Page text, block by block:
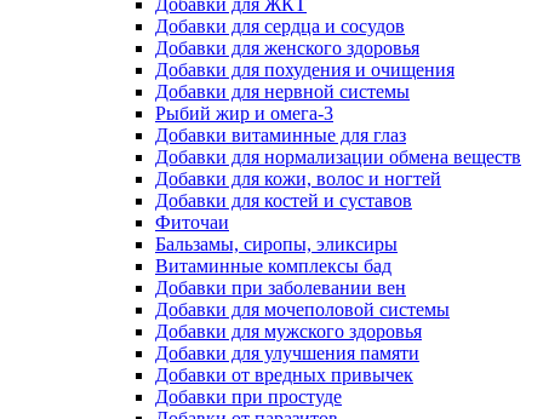
Добавки для ЖКТ
Добавки для сердца и сосудов
Добавки для женского здоровья
Добавки для похудения и очищения
Добавки для нервной системы
Рыбий жир и омега-3
Добавки витаминные для глаз
Добавки для нормализации обмена веществ
Добавки для кожи, волос и ногтей
Добавки для костей и суставов
Фиточаи
Бальзамы, сиропы, эликсиры
Витаминные комплексы бад
Добавки при заболевании вен
Добавки для мочеполовой системы
Добавки для мужского здоровья
Добавки для улучшения памяти
Добавки от вредных привычек
Добавки при простуде